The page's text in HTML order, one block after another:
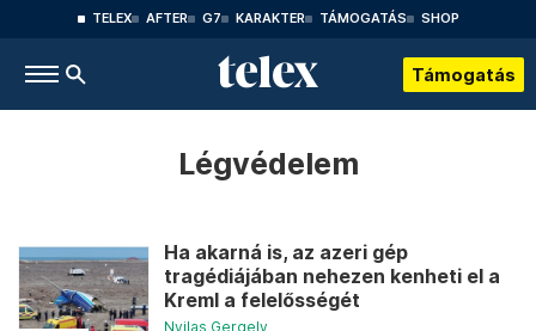
TELEX AFTER G7 KARAKTER TÁMOGATÁS SHOP
Támogatás
Légvédelem
Ha akarná is, az azeri gép
tragédiájában nehezen kenheti el a
Kreml a felelősségét
Nyilas Gergely